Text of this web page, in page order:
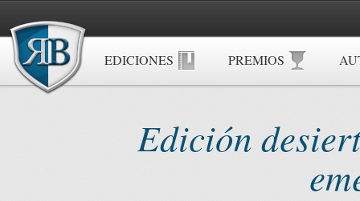
EDICIONES PREMIOS
Edición